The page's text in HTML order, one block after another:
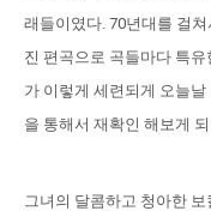
래들이였다. 70년대를 걸
진 편곡으로 곡들마다 특
가 이렇게 세련되게 오늘
을 통해서 재확인 해보게 되
그녀의 달콤하고 청아한